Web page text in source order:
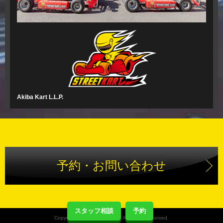
スタッフ相談 予約
Akiba Kart L.L.P.
予約・お問い合わせ
Copyright(C) Street Kart Tour. All Rights Reserved.